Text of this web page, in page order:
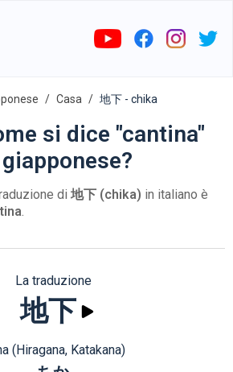
Casa 地下 - chika
si dice "cantina"
di 地下 (chika) in italiano è
.
La traduzione
地下
(Hiragana, Katakana)